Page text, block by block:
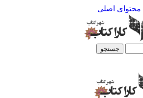
محتوای اصلی
جستجو